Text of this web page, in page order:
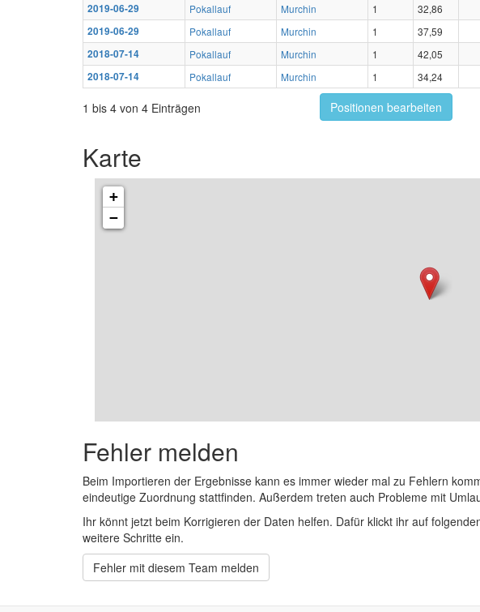
2019-06-29 Pokallauf Murchin 1
32,86
2019-06-29
Pokallauf Murchin 1
37,59
2018-07-14
Pokallauf Murchin 1
42,05
2018-07-14
Pokallauf Murchin 1 34,24
1 bis 4 von 4 Einträgen Positionen bearbeiten
Karte
+
−
Fehler melden
Beim Importieren der Ergebnisse kann es immer wieder mal zu Fehlern
eindeutige Zuordnung stattfinden. Außerdem treten auch Probleme mit
Ihr könnt jetzt beim Korrigieren der Daten helfen. Dafür klickt ihr auf
weitere Schritte ein.
Fehler mit diesem Team melden